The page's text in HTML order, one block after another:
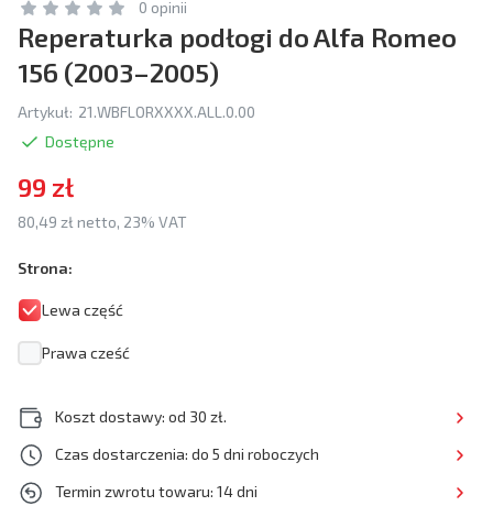
0 opinii
Reperaturka podłogi do Alfa Romeo
156 (2003–2005)
Artykuł: 21.WBFLORXXXX.ALL.0.00
Dostępne
99 zł
80,49 zł netto, 23% VAT
Strona:
Lewa część
Prawa cześć
Koszt dostawy: od 30 zł.
Czas dostarczenia: do 5 dni roboczych
Termin zwrotu towaru: 14 dni